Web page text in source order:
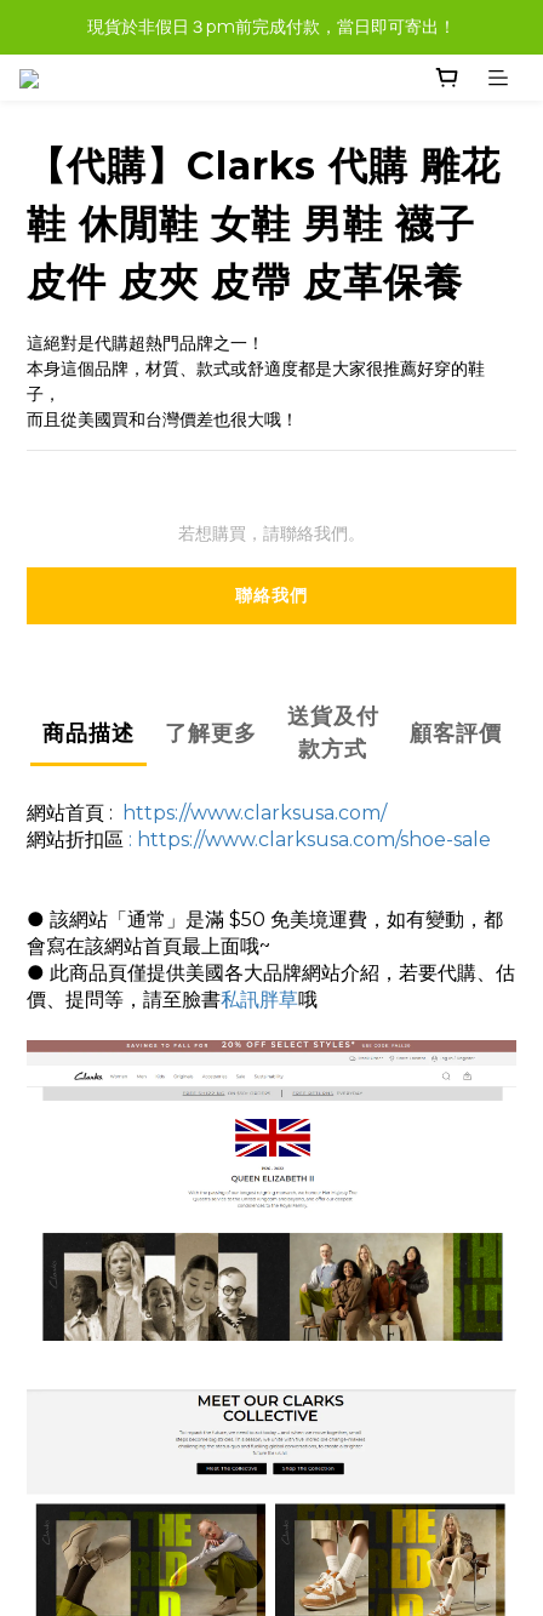
現貨商品，大多都可任選３樣免運哦。
現貨於非假日３pm前完成付款，當日即可寄出！
【代購】Clarks 代購 雕花
鞋 休閒鞋 女鞋 男鞋 襪子
皮件 皮夾 皮帶 皮革保養
這絕對是代購超熱門品牌之一！
本身這個品牌，材質、款式或舒適度都是大家很推薦好穿的鞋
子，
而且從美國買和台灣價差也很大哦！
若想購買，請聯絡我們。
聯絡我們
商品描述 了解更多
送貨及付
款方式
顧客評價
網站首頁 :
https://www.clarksusa.com/
網站折扣區 : https://www.clarksusa.com/shoe-sale
● 該網站「通常」是滿 $50 免美境運費，如有變動，都
會寫在該網站首頁最上面哦~
● 此商品頁僅提供美國各大品牌網站介紹，若要代購、估
價、提問等，請至臉書私訊胖草哦